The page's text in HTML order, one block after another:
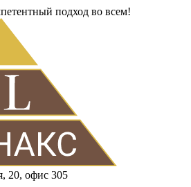
подход во всем!
20, офис 305